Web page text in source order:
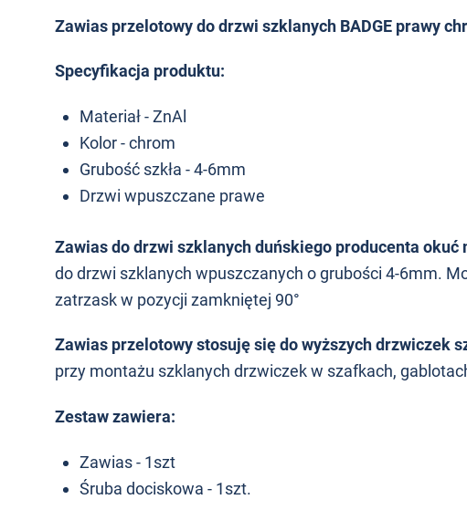
Zawias przelotowy do drzwi szklanych BADGE prawy
Specyfikacja produktu:
Materiał - ZnAl
Kolor - chrom
Grubość szkła - 4-6mm
Drzwi wpuszczane prawe
Zawias do drzwi szklanych duńskiego producenta okuć
do drzwi szklanych wpuszczanych o grubości 4-6mm.
zatrzask w pozycji zamkniętej 90°
Zawias przelotowy stosuję się do wyższych drzwiczek
przy montażu szklanych drzwiczek w szafkach,
Zestaw zawiera:
Zawias - 1szt
Śruba dociskowa - 1szt.